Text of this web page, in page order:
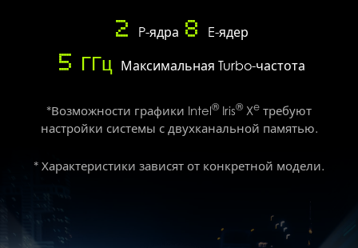
2 P-ядра 8 E-ядер
5 ГГц Максимальная Turbo-частота
*Возможности графики Intel®Iris®Xe требуют
настройки системы с двухканальной памятью.
* Характеристики зависят от конкретной модели.